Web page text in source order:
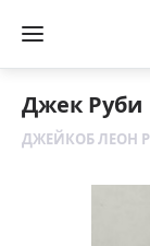
Джек Руби
ДЖЕЙКОБ ЛЕОН